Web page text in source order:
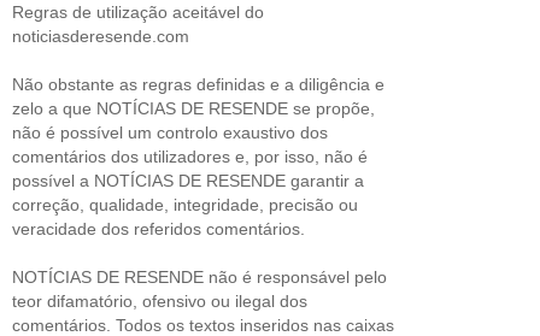
Regras de utilização aceitável do
noticiasderesende.com
Não obstante as regras definidas e a diligência e
zelo a que NOTÍCIAS DE RESENDE se propõe,
não é possível um controlo exaustivo dos
comentários dos utilizadores e, por isso, não é
possível a NOTÍCIAS DE RESENDE garantir a
correção, qualidade, integridade, precisão ou
veracidade dos referidos comentários.
NOTÍCIAS DE RESENDE não é responsável pelo
teor difamatório, ofensivo ou ilegal dos
comentários. Todos os textos inseridos nas caixas